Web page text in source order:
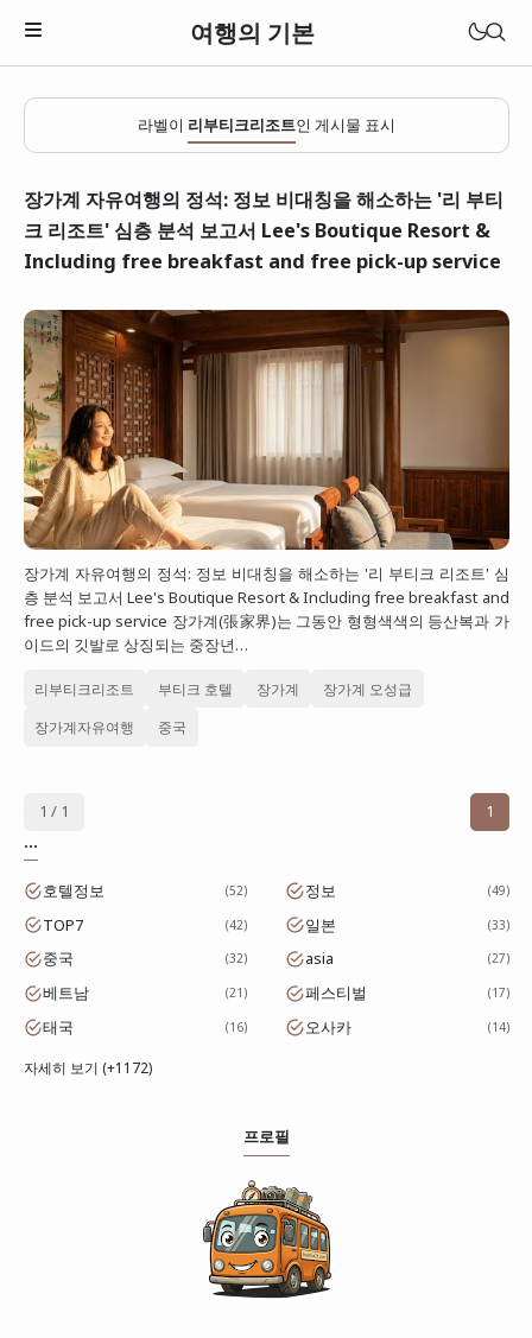
여행의 기본
일본
베트남
태국
대만
프랑스
이탈리아
스위스
스페인
라벨이 리부티크리조트인 게시물 표시
장가계 자유여행의 정석: 정보 비대칭을 해소하는 '리 부티
크 리조트' 심층 분석 보고서 Lee's Boutique Resort &
Including free breakfast and free pick-up service
장가계 자유여행의 정석: 정보 비대칭을 해소하는 '리 부티크 리조트' 심
층 분석 보고서 Lee's Boutique Resort & Including free breakfast and
free pick-up service 장가계(張家界)는 그동안 형형색색의 등산복과 가
이드의 깃발로 상징되는 중장년…
리부티크리조트 부티크 호텔 장가계 장가계 오성급
장가계자유여행 중국
1 / 1
1
...
호텔정보 52 정보 49
TOP7 42 일본 33
중국 32 asia 27
베트남 21 페스티벌 17
태국 16 오사카 14
자세히 보기 (+1172)
프로필